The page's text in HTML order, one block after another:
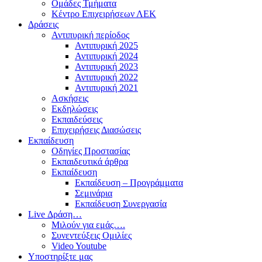
Ομάδες Τμήματα
Κέντρο Επιχειρήσεων ΛΕΚ
Δράσεις
Αντιπυρική περίοδος
Αντιπυρική 2025
Αντιπυρική 2024
Αντιπυρική 2023
Αντιπυρική 2022
Αντιπυρική 2021
Ασκήσεις
Εκδηλώσεις
Εκπαιδεύσεις
Επιχειρήσεις Διασώσεις
Εκπαίδευση
Οδηγίες Προστασίας
Εκπαιδευτικά άρθρα
Εκπαίδευση
Εκπαίδευση – Προγράμματα
Σεμινάρια
Εκπαίδευση Συνεργασία
Live Δράση…
Μιλούν για εμάς….
Συνεντεύξεις Ομιλίες
Video Youtube
Υποστηρίξτε μας